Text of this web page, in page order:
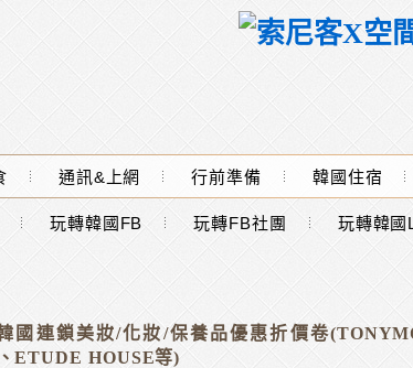
通訊&上網 行前準備 韓國住宿
玩轉韓國FB 玩轉FB社團 玩轉韓國
國連鎖美妝/化妝/保養品優惠折價卷
ETUDE HOUSE等)